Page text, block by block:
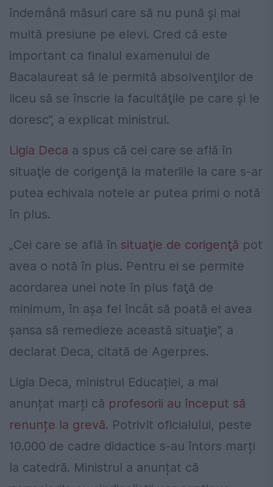
îndemână măsuri care să nu pună şi mai
multă presiune pe elevi. Cred că este
important ca finalul examenului de
Bacalaureat să le permită absolvenţilor de
liceu să se înscrie la facultăţile pe care şi le
doresc”, a explicat ministrul.
Ligia Deca a spus că cei care se află în
situaţie de corigenţă la materiile la care s-ar
putea echivala notele ar putea primi o notă
în plus.
„Cei care se află în situaţie de corigenţă pot
avea o notă în plus. Pentru ei se permite
acordarea unei note în plus faţă de
minimum, în aşa fel încât să poată ei avea
şansa să remedieze această situaţie”, a
declarat Deca, citată de Agerpres.
Ligia Deca, ministrul Educației, a mai
anunțat marți că profesorii au început să
renunțe la grevă. Potrivit oficialului, peste
10.000 de cadre didactice s-au întors marți
la catedră. Ministrul a anunțat că